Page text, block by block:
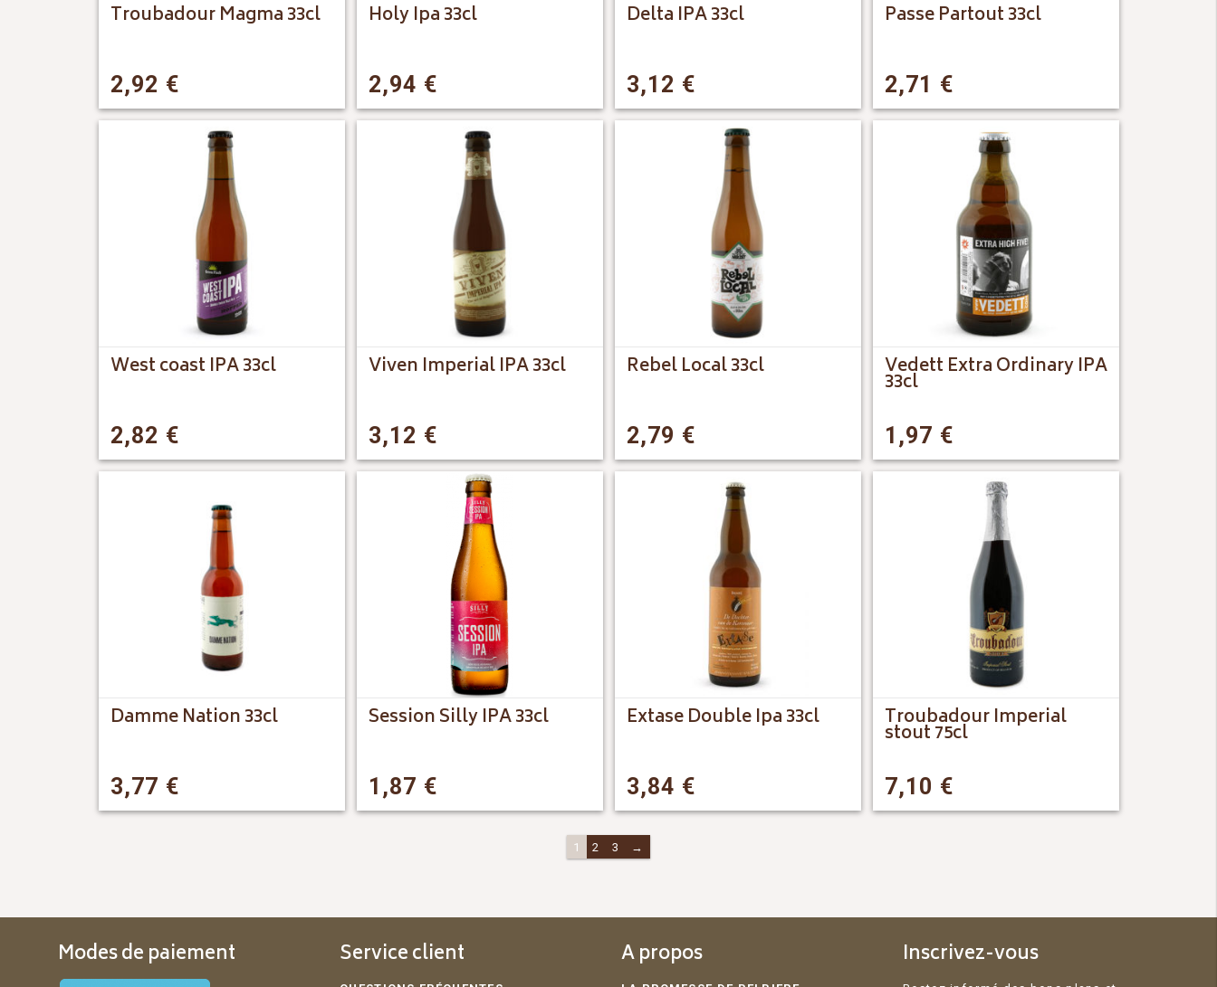
Troubadour Magma 33cl
2,92 €
Holy Ipa 33cl
2,94 €
Delta IPA 33cl
3,12 €
Passe Partout 33cl
2,71 €
West coast IPA 33cl
2,82 €
Viven Imperial IPA 33cl
3,12 €
Rebel Local 33cl
2,79 €
Vedett Extra Ordinary IPA
33cl
1,97 €
Damme Nation 33cl
3,77 €
Session Silly IPA 33cl
1,87 €
Extase Double Ipa 33cl
3,84 €
Troubadour Imperial
stout 75cl
7,10 €
1 2 3 →
Modes de paiement Service client A propos Inscrivez-vous